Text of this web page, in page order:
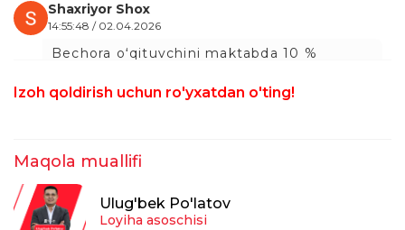
Shaxriyor Shox
14:55:48 / 02.04.2026
Bechora oʻqituvchini maktabda 10 %
vazirlik lekin ketgan milliard dollar bilan
Izoh qoldirish uchun ro'yxatdan o'ting!
Maqola muallifi
Ulug'bek Po'latov
Loyiha asoschisi